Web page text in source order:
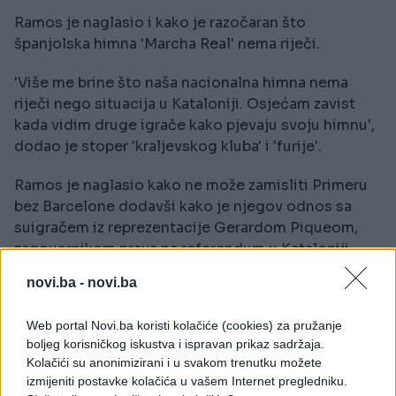
novi.ba - novi.ba
Web portal Novi.ba koristi kolačiće (cookies) za pružanje
boljeg korisničkog iskustva i ispravan prikaz sadržaja.
Kolačići su anonimizirani i u svakom trenutku možete
izmijeniti postavke kolačića u vašem Internet pregledniku.
Ramos je naglasio i kako je razočaran što
španjolska himna 'Marcha Real' nema riječi.
'Više me brine što naša nacionalna himna nema
riječi nego situacija u Kataloniji. Osjećam zavist
kada vidim druge igrače kako pjevaju svoju himnu',
dodao je stoper 'kraljevskog kluba' i 'furije'.
Ramos je naglasio kako ne može zamisliti Primeru
bez Barcelone dodavši kako je njegov odnos sa
suigračem iz reprezentacije Gerardom Piqueom,
zagovornikom prava na referendum u Kataloniji,
mogu zamisliti da Barcelona igra u nekoj drugoj
ligi', kazao je Ramos nastavivši:
'Ako uspoređujemo moj i Piqueov odnos od prije i